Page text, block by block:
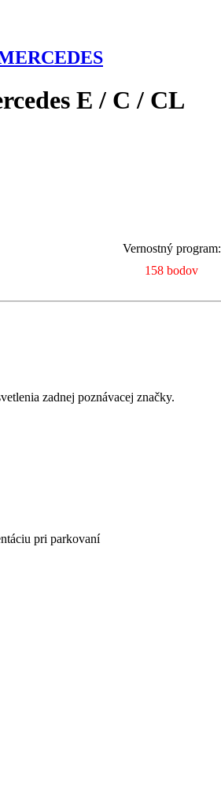
E / C / CL
Vernostný program:
158 bodov
zadnej poznávacej značky.
pri parkovaní